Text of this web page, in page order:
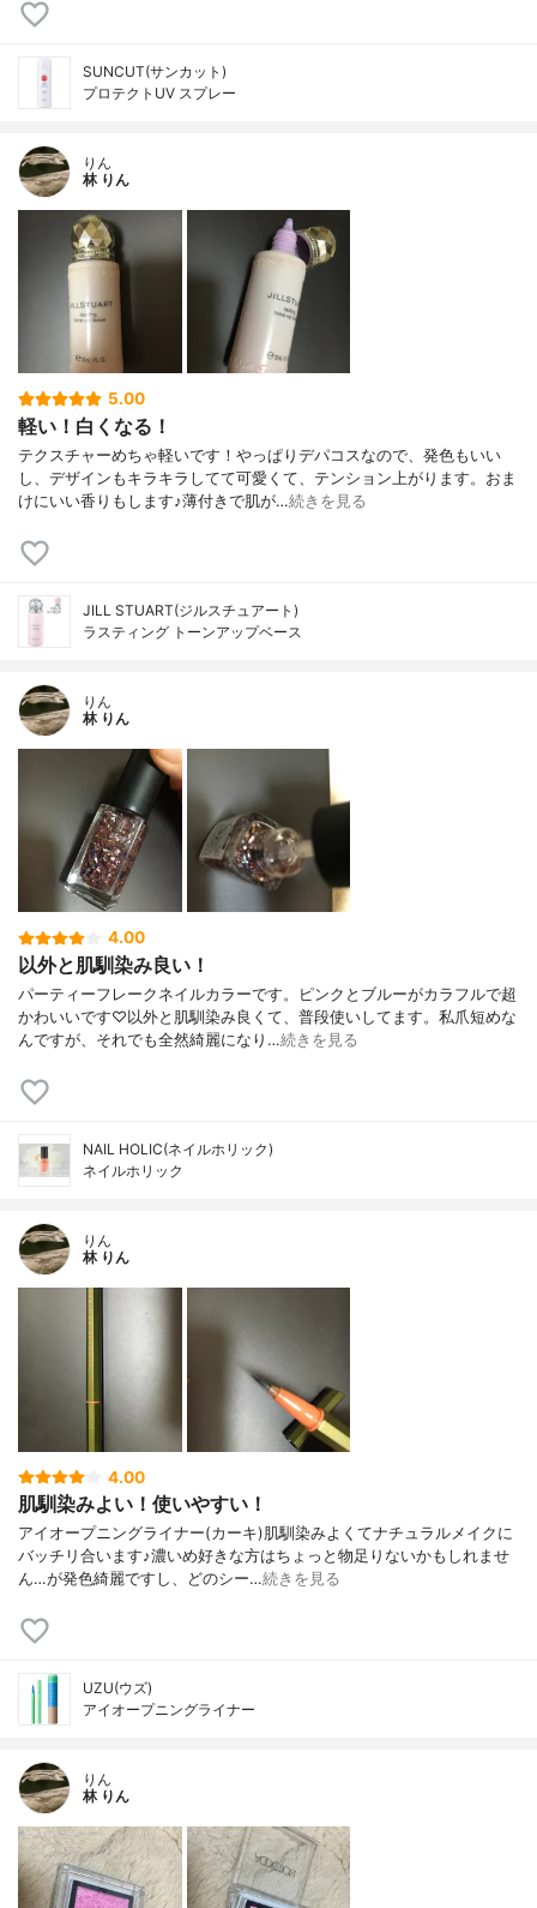
SUNCUT(サンカット)
プロテクトUV スプレー
りん
林 りん
5.00
軽い！白くなる！
テクスチャーめちゃ軽いです！やっぱりデパコスなので、発色もいい
し、デザインもキラキラしてて可愛くて、テンション上がります。おま
けにいい香りもします♪薄付きで肌が…続きを見る
JILL STUART(ジルスチュアート)
ラスティング トーンアップベース
りん
林 りん
4.00
以外と肌馴染み良い！
パーティーフレークネイルカラーです。ピンクとブルーがカラフルで超
かわいいです♡以外と肌馴染み良くて、普段使いしてます。私爪短めな
んですが、それでも全然綺麗になり…続きを見る
NAIL HOLIC(ネイルホリック)
ネイルホリック
りん
林 りん
4.00
肌馴染みよい！使いやすい！
アイオープニングライナー(カーキ)肌馴染みよくてナチュラルメイクに
バッチリ合います♪濃いめ好きな方はちょっと物足りないかもしれませ
ん…が発色綺麗ですし、どのシー…続きを見る
UZU(ウズ)
アイオープニングライナー
りん
林 りん